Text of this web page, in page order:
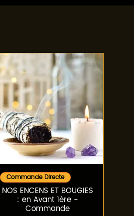
Aperçu rapide
Commande Directe
NOS ENCENS ET BOUGIES
: en Avant 1ère -
Commande